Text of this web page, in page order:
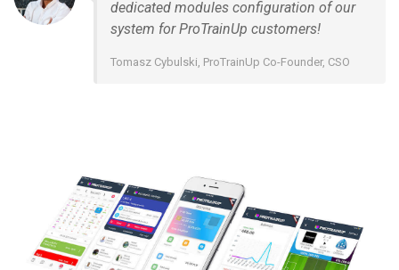
dedicated modules configuration of our
system for ProTrainUp customers!
Tomasz Cybulski, ProTrainUp Co-Founder, CSO